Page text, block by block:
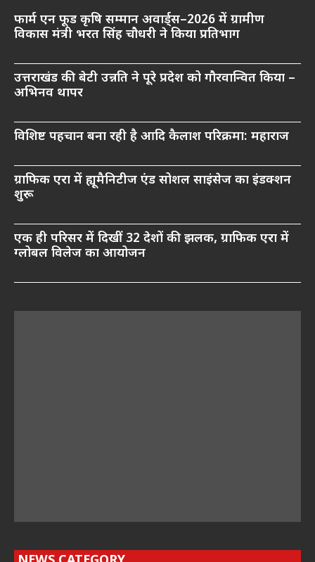
फार्म एन फूड कृषि सम्मान अवार्ड्स–2026 में ग्रामीण
विकास मंत्री भरत सिंह चौधरी ने किया प्रतिभाग
उत्तराखंड की बेटी उन्नति ने पूरे प्रदेश को गौरवान्वित किया –
अभिनव थापर
विशिष्ट पहचान बना रही है आदि कैलाश परिक्रमा: महाराज
ग्राफिक एरा में ह्यूमैनिटीज एंड सोशल साइंसेज का इंडक्शन
शुरू
एक ही परिसर में दिखीं 32 देशों की झलक, ग्राफिक एरा में
ग्लोबल विलेज का आयोजन